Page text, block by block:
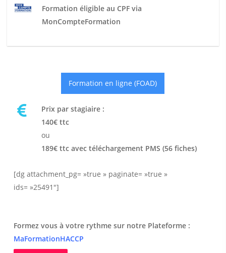
Formation éligible au CPF via
MonCompteFormation
Formation en ligne (FOAD)
Prix par stagiaire :
140€ ttc
ou
189€ ttc avec téléchargement PMS (56 fiches)
[dg attachment_pg= »true » paginate= »true »
ids= »25491″]
Formez vous à votre rythme sur notre Plateforme :
MaFormationHACCP